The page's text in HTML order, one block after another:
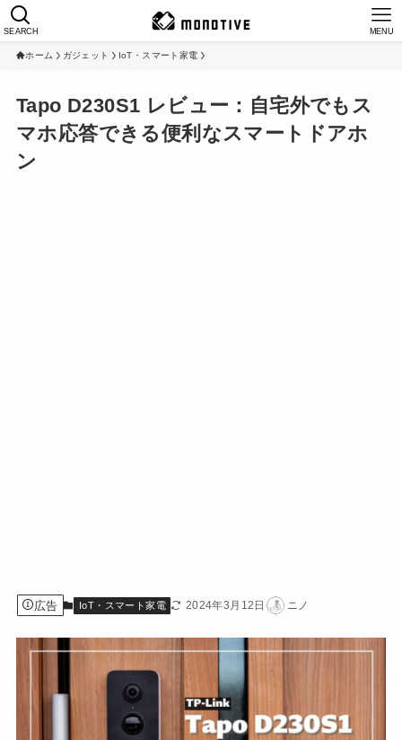
SEARCH MENU
ホーム ガジェット IoT・スマート家電
Tapo D230S1 レビュー：自宅外でもス
マホ応答できる便利なスマートドアホ
ン
広告 IoT・スマート家電 2024年3月12日 ニノ